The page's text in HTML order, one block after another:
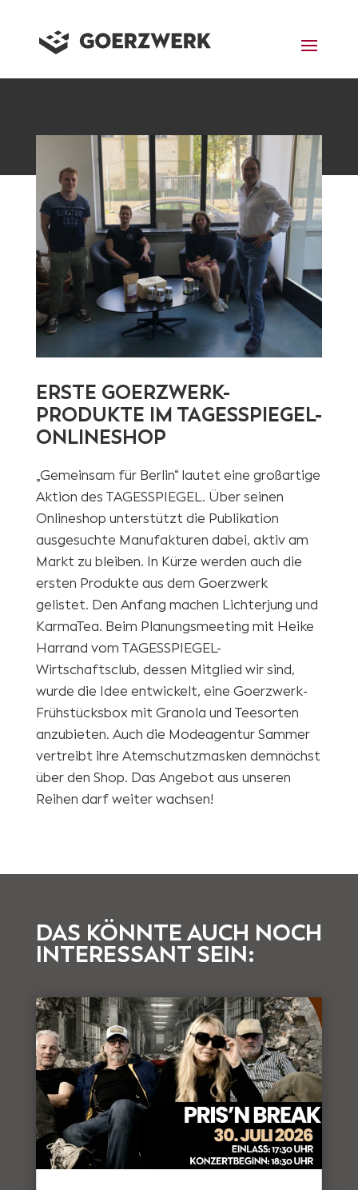
ERSTE GOERZWERK-
PRODUKTE IM TAGESSPIEGEL-
ONLINESHOP
„Gemeinsam für Berlin“ lautet eine großartige
Aktion des TAGESSPIEGEL. Über seinen
Onlineshop unterstützt die Publikation
ausgesuchte Manufakturen dabei, aktiv am
Markt zu bleiben. In Kürze werden auch die
ersten Produkte aus dem Goerzwerk
gelistet. Den Anfang machen Lichterjung und
KarmaTea. Beim Planungsmeeting mit Heike
Harrand vom TAGESSPIEGEL-
Wirtschaftsclub, dessen Mitglied wir sind,
wurde die Idee entwickelt, eine Goerzwerk-
Frühstücksbox mit Granola und Teesorten
anzubieten. Auch die Modeagentur Sammer
vertreibt ihre Atemschutzmasken demnächst
über den Shop. Das Angebot aus unseren
Reihen darf weiter wachsen!
DAS KÖNNTE AUCH NOCH
INTERESSANT SEIN: